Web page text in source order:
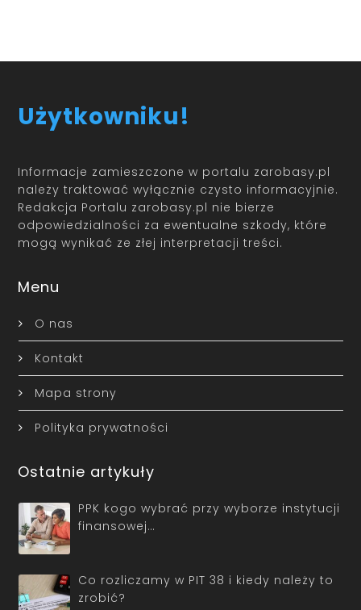
Użytkowniku!
Informacje zamieszczone w portalu zarobasy.pl
należy traktować wyłącznie czysto informacyjnie.
Redakcja Portalu zarobasy.pl nie bierze
odpowiedzialności za ewentualne szkody, które
mogą wynikać ze złej interpretacji treści.
Menu
O nas
Kontakt
Mapa strony
Polityka prywatności
Ostatnie artykuły
PPK kogo wybrać przy wyborze instytucji
finansowej…
Co rozliczamy w PIT 38 i kiedy należy to
zrobić?